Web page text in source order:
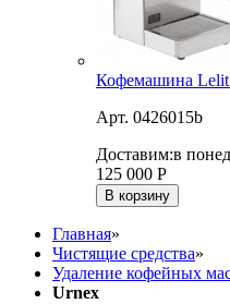
Кофемашина
Арт. 0426015b
Доставим:в
125 000 Р
В корзину
Главная»
Чистящие средства»
Удаление кофейных
Urnex